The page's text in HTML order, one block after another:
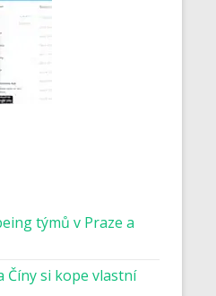
týmů v Praze a
Číny si kope vlastní